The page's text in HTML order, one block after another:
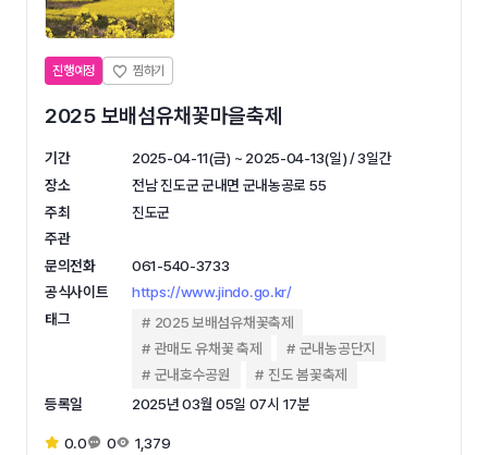
진행예정
2025 보배섬유채꽃마을축제
기간
2025-04-11(금) ~ 2025-04-13(일) / 3일간
장소
전남 진도군 군내면 군내농공로 55
주최
진도군
주관
문의전화
061-540-3733
공식사이트
https://www.jindo.go.kr/
태그
2025 보배섬유채꽃축제
관매도 유채꽃 축제
군내농공단지
군내호수공원
진도 봄꽃축제
등록일
2025년 03월 05일 07시 17분
0.0 0 1,379